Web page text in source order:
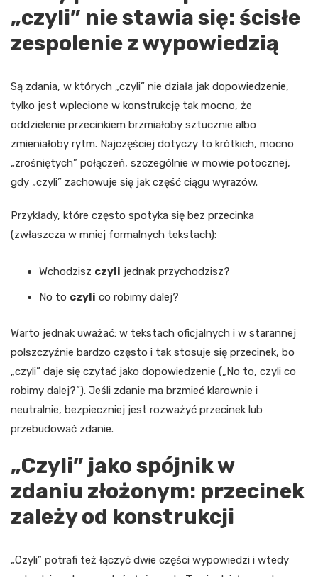
„czyli” nie stawia się: ścisłe
zespolenie z wypowiedzią
Są zdania, w których „czyli” nie działa jak dopowiedzenie,
tylko jest wplecione w konstrukcję tak mocno, że
oddzielenie przecinkiem brzmiałoby sztucznie albo
zmieniałoby rytm. Najczęściej dotyczy to krótkich, mocno
„zrośniętych” połączeń, szczególnie w mowie potocznej,
gdy „czyli” zachowuje się jak część ciągu wyrazów.
Przykłady, które często spotyka się bez przecinka
(zwłaszcza w mniej formalnych tekstach):
Wchodzisz czyli jednak przychodzisz?
No to czyli co robimy dalej?
Warto jednak uważać: w tekstach oficjalnych i w starannej
polszczyźnie bardzo często i tak stosuje się przecinek, bo
„czyli” daje się czytać jako dopowiedzenie („No to, czyli co
robimy dalej?”). Jeśli zdanie ma brzmieć klarownie i
neutralnie, bezpieczniej jest rozważyć przecinek lub
przebudować zdanie.
„Czyli” jako spójnik w
zdaniu złożonym: przecinek
zależy od konstrukcji
„Czyli” potrafi też łączyć dwie części wypowiedzi i wtedy